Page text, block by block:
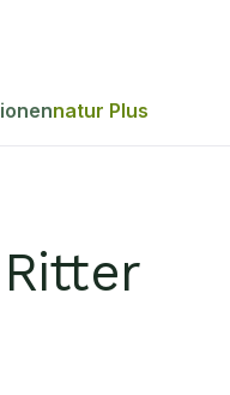
natur Plus